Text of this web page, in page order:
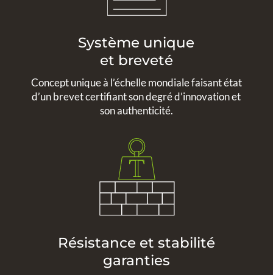
Système unique
et breveté
Concept unique à l’échelle mondiale faisant état
d’un brevet certifiant son degré d’innovation et
son authenticité.
Résistance et stabilité
garanties